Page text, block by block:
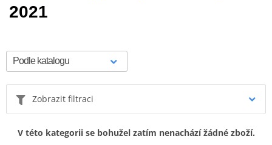
2021
Zobrazit filtraci
V této kategorii se bohužel zatím nenachází žádné zboží.